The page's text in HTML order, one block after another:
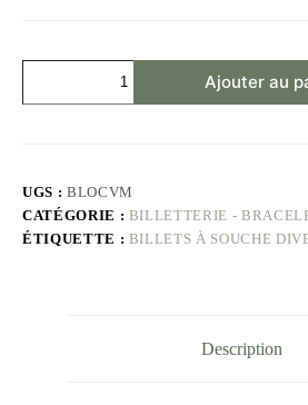
Ajouter au
UGS : BLOCVM
CATÉGORIE : BILLETTERIE -
ÉTIQUETTE : BILLETS À SOUCHE
Description